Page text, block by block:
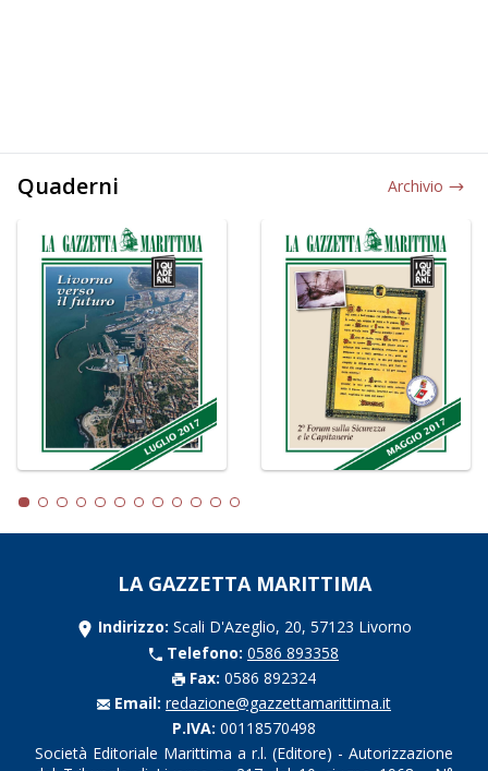
Quaderni Archivio
LA GAZZETTA MARITTIMA
Indirizzo: Scali D'Azeglio, 20, 57123 Livorno
Telefono: 0586 893358
Fax: 0586 892324
Email: redazione@gazzettamarittima.it
P.IVA: 00118570498
Società Editoriale Marittima a r.l. (Editore) - Autorizzazione